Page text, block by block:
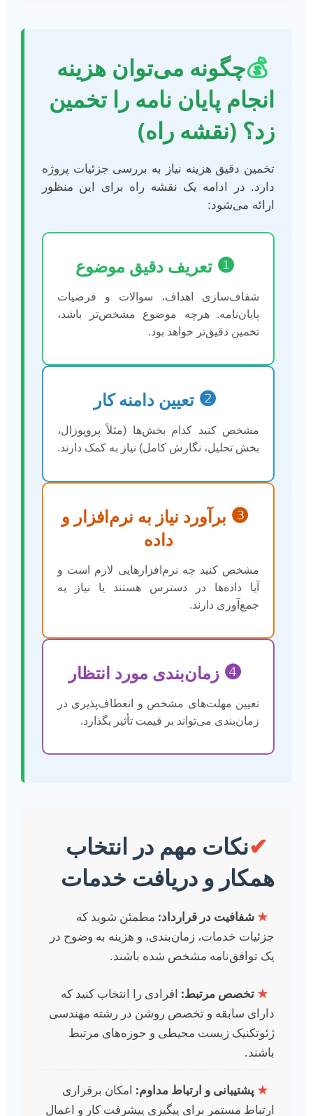
💰چگونه می‌توان هزینه
انجام پایان نامه را تخمین
زد؟ (نقشه راه)
تخمین دقیق هزینه نیاز به بررسی جزئیات پروژه
دارد. در ادامه یک نقشه راه برای این منظور
ارائه می‌شود:
❶تعریف دقیق موضوع
شفاف‌سازی اهداف، سوالات و فرضیات
پایان‌نامه. هرچه موضوع مشخص‌تر باشد،
تخمین دقیق‌تر خواهد بود.
❷تعیین دامنه کار
مشخص کنید کدام بخش‌ها (مثلاً پروپوزال،
بخش تحلیل، نگارش کامل) نیاز به کمک دارند.
❸برآورد نیاز به نرم‌افزار و
داده
مشخص کنید چه نرم‌افزارهایی لازم است و
آیا داده‌ها در دسترس هستند یا نیاز به
جمع‌آوری دارند.
❹زمان‌بندی مورد انتظار
تعیین مهلت‌های مشخص و انعطاف‌پذیری در
زمان‌بندی می‌تواند بر قیمت تأثیر بگذارد.
✔نکات مهم در انتخاب
همکار و دریافت خدمات
★شفافیت در قرارداد:مطمئن شوید که
جزئیات خدمات، زمان‌بندی، و هزینه به وضوح در
یک توافق‌نامه مشخص شده باشند.
★تخصص مرتبط:افرادی را انتخاب کنید که
دارای سابقه و تخصص روشن در رشته مهندسی
ژئوتکنیک زیست محیطی و حوزه‌های مرتبط
باشند.
★پشتیبانی و ارتباط مداوم:امکان برقراری
ارتباط مستمر برای پیگیری پیشرفت کار و اعمال